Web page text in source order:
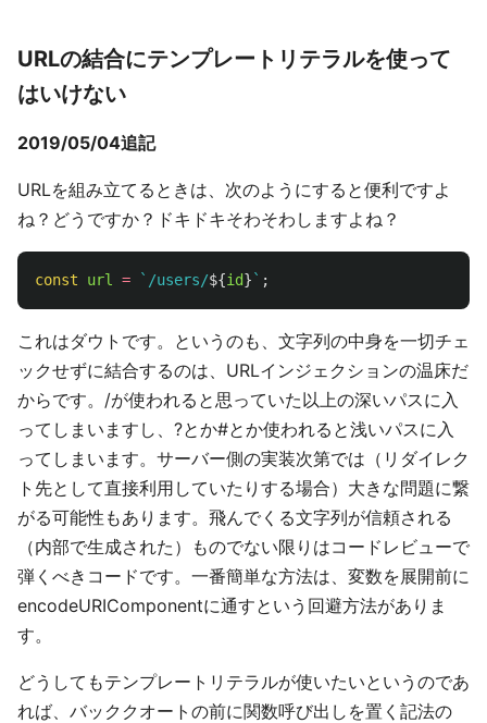
URLの結合にテンプレートリテラルを使って
はいけない
2019/05/04追記
URLを組み立てるときは、次のようにすると便利ですよ
ね？どうですか？ドキドキそわそわしますよね？
const url = `/users/${id} ` ;
これはダウトです。というのも、文字列の中身を一切チェ
ックせずに結合するのは、URLインジェクションの温床だ
からです。/が使われると思っていた以上の深いパスに入
ってしまいますし、?とか#とか使われると浅いパスに入
ってしまいます。サーバー側の実装次第では（リダイレク
ト先として直接利用していたりする場合）大きな問題に繋
がる可能性もあります。飛んでくる文字列が信頼される
（内部で生成された）ものでない限りはコードレビューで
弾くべきコードです。一番簡単な方法は、変数を展開前に
encodeURIComponentに通すという回避方法がありま
す。
どうしてもテンプレートリテラルが使いたいというのであ
れば、バッククオートの前に関数呼び出しを置く記法の